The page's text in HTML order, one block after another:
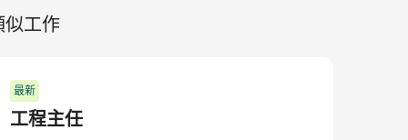
似工作
最新
工程主任